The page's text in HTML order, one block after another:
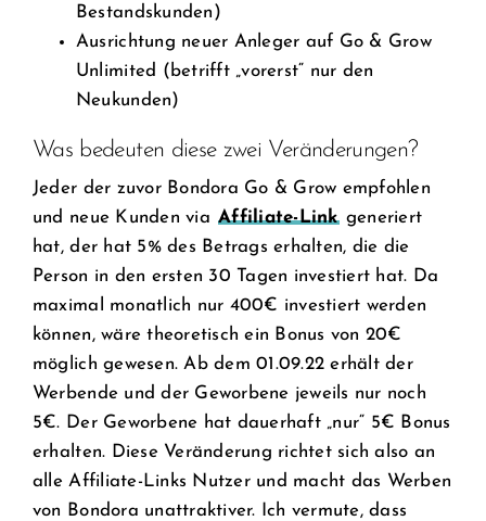
Bestandskunden)
Ausrichtung neuer Anleger auf Go & Grow
Unlimited (betrifft „vorerst“ nur den
Neukunden)
Was bedeuten diese zwei Veränderungen?
Jeder der zuvor Bondora Go & Grow empfohlen
und neue Kunden via Affiliate-Link generiert
hat, der hat 5% des Betrags erhalten, die die
Person in den ersten 30 Tagen investiert hat. Da
maximal monatlich nur 400€ investiert werden
können, wäre theoretisch ein Bonus von 20€
möglich gewesen. Ab dem 01.09.22 erhält der
Werbende und der Geworbene jeweils nur noch
5€. Der Geworbene hat dauerhaft „nur“ 5€ Bonus
erhalten. Diese Veränderung richtet sich also an
alle Affiliate-Links Nutzer und macht das Werben
von Bondora unattraktiver. Ich vermute, dass